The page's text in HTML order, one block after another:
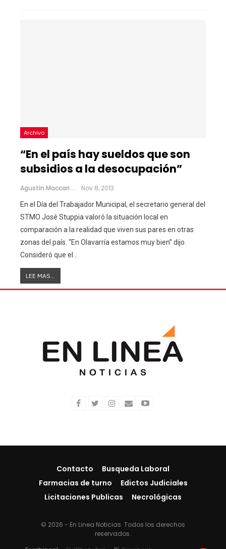
Archivo
“En el país hay sueldos que son
subsidios a la desocupación”
Agustín Maccari Nov 8, 2013
En el Día del Trabajador Municipal, el secretario general del
STMO José Stuppia valoró la situación local en
comparación a la realidad que viven sus pares en otras
zonas del país. “En Olavarría estamos muy bien” dijo.
Consideró que el…
LEE MAS...
Contacto
Busqueda Laboral
Farmacias de turno
Edictos Judiciales
Licitaciones Publicas
Necrológicas
© 2026 - En Linea Noticias. Todos los derechos
reservados.